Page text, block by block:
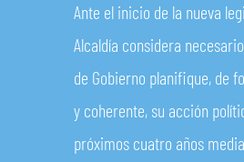
Ante el inicio de la nueva
Alcaldía considera
de Gobierno planifique, de
y coherente, su acción
próximos cuatro años